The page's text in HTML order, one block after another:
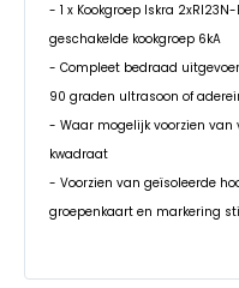
- 1 x Kookgroep Iskra
geschakelde kookgroep 6kA
- Compleet bedraad
90 graden ultrasoon of
- Waar mogelijk voorzien van
kwadraat
- Voorzien van geïsoleerde
groepenkaart en markering